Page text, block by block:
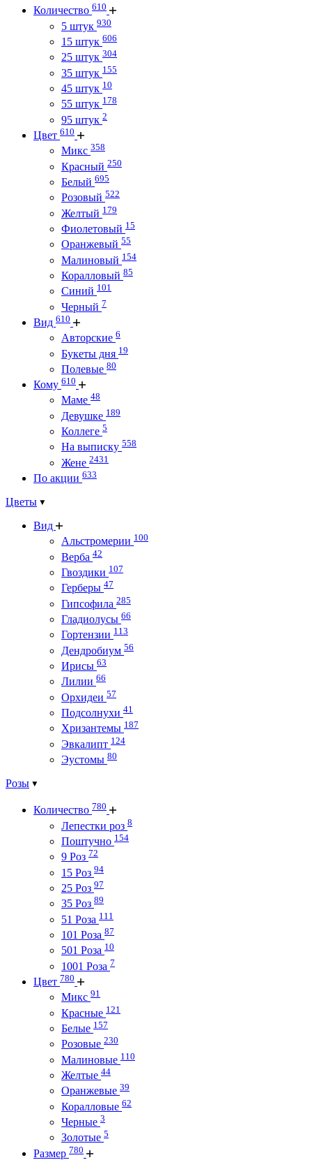
Количество 610
5 штук 930
15 штук 606
25 штук 304
35 штук 155
45 штук 10
55 штук 178
95 штук 2
Цвет 610
Микс 358
Красный 250
Белый 695
Розовый 522
Желтый 179
Фиолетовый 15
Оранжевый 55
Малиновый 154
Коралловый 85
Синий 101
Черный 7
Вид 610
Авторские 6
Букеты дня 19
Полевые 80
Кому 610
Маме 48
Девушке 189
Коллеге 5
На выписку 558
Жене 2431
По акции 633
Цветы
Вид
Альстромерии 100
Верба 42
Гвоздики 107
Герберы 47
Гипсофила 285
Гладиолусы 66
Гортензии 113
Дендробиум 56
Ирисы 63
Лилии 66
Орхидеи 57
Подсолнухи 41
Хризантемы 187
Эвкалипт 124
Эустомы 80
Розы
Количество 780
Лепестки роз 8
Поштучно 154
9 Роз 72
15 Роз 94
25 Роз 97
35 Роз 89
51 Роза 111
101 Роза 87
501 Роза 10
1001 Роза 7
Цвет 780
Микс 91
Красные 121
Белые 157
Розовые 230
Малиновые 110
Желтые 44
Оранжевые 39
Коралловые 62
Черные 3
Золотые 5
Размер 780